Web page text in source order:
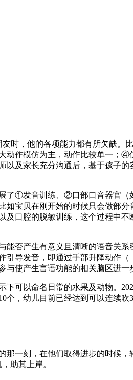
时，他的各项能力都有所欠缺
作模仿为主，动作比较单一；④
及家长充分沟通后，基于孩子
了①发音训练、②口部口音器官
宝贝在刚开始的时候只会做部分
口腔的脱敏训练，这个过程中
否产生有意义且清晰的语音关
作引导发音，即通过手部升降动
使产生言语功能的相关脑区进一
可以命名日常的水果及动物。
，幼儿目前已经达到可以连续吹
一刻，在他们取得进步的时候
助其上岸。